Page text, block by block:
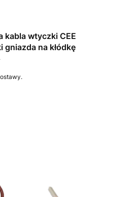
kabla wtyczki CEE
gniazda na kłódkę